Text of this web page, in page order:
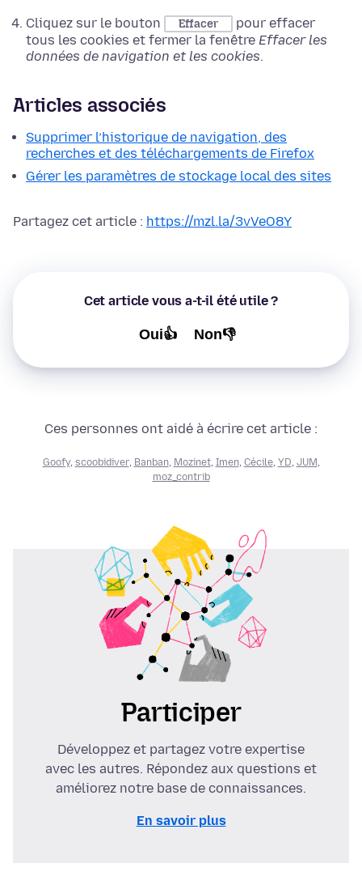
Cliquez sur le bouton Effacer
pour effacer
tous les cookies et fermer la fenêtre Effacer les
données de navigation et les cookies.
Articles associés
Supprimer l’historique de navigation, des
recherches et des téléchargements de Firefox
Gérer les paramètres de stockage local des sites
Partagez cet article : https://mzl.la/3vVeO8Y
Cet article vous a-t-il été utile ?
Oui👍 Non👎
Ces personnes ont aidé à écrire cet article :
Goofy, scoobidiver, Banban, Mozinet, Imen, Cécile, YD JUM
moz_contrib
Participer
Développez et partagez votre expertise
avec les autres. Répondez aux questions et
améliorez notre base de connaissances.
En savoir plus